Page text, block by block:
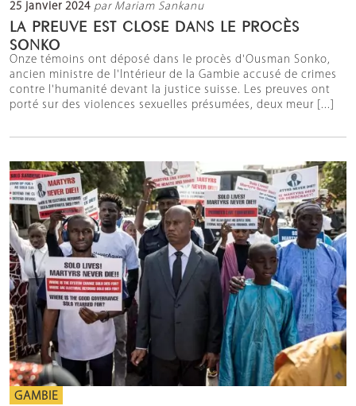
25 janvier 2024 par Mariam Sankanu
LA PREUVE EST CLOSE DANS LE PROCÈS
SONKO
Onze témoins ont déposé dans le procès d'Ousman Sonko,
ancien ministre de l'Intérieur de la Gambie accusé de crimes
contre l'humanité devant la justice suisse. Les preuves ont
porté sur des violences sexuelles présumées, deux meur [...]
GAMBIE